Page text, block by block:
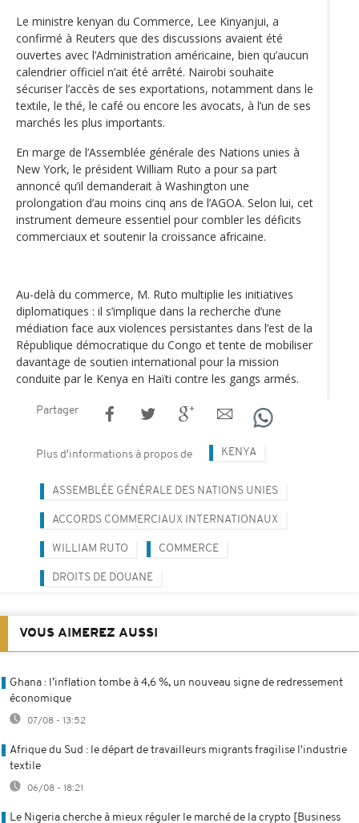
Le ministre kenyan du Commerce, Lee Kinyanjui, a
confirmé à Reuters que des discussions avaient été
ouvertes avec l’Administration américaine, bien qu’aucun
calendrier officiel n’ait été arrêté. Nairobi souhaite
sécuriser l’accès de ses exportations, notamment dans le
textile, le thé, le café ou encore les avocats, à l’un de ses
marchés les plus importants.
En marge de l’Assemblée générale des Nations unies à
New York, le président William Ruto a pour sa part
annoncé qu’il demanderait à Washington une
prolongation d’au moins cinq ans de l’AGOA. Selon lui, cet
instrument demeure essentiel pour combler les déficits
commerciaux et soutenir la croissance africaine.
Au-delà du commerce, M. Ruto multiplie les initiatives
diplomatiques : il s’implique dans la recherche d’une
médiation face aux violences persistantes dans l’est de la
République démocratique du Congo et tente de mobiliser
davantage de soutien international pour la mission
conduite par le Kenya en Haïti contre les gangs armés.
Partager
Plus d'informations à propos de KENYA
ASSEMBLÉE GÉNÉRALE DES NATIONS UNIES
ACCORDS COMMERCIAUX INTERNATIONAUX
WILLIAM RUTO COMMERCE
DROITS DE DOUANE
VOUS AIMEREZ AUSSI
Ghana : l’inflation tombe à 4,6 %, un nouveau signe de redressement
économique
07/08 - 13:52
Afrique du Sud : le départ de travailleurs migrants fragilise l'industrie
textile
06/08 - 18:21
Le Nigeria cherche à mieux réguler le marché de la crypto [Business